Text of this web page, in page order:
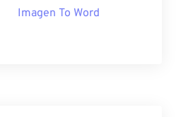
Imagen To Word